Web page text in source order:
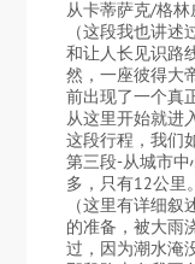
从卡蒂萨克/格林
（这段我也讲
和让人长见识路
然，一座彼得大
前出现了一个真
从这里开始就进
这段行程，我们
第三段-从城市
多，只有12公里
（这里有详细
的准备，被大雨
过，因为潮水淹